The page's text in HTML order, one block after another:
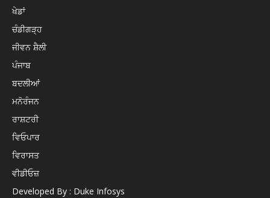
ਖੇਡਾਂ
ਚੰਡੀਗੜ੍ਹ
ਜੀਵਨ ਸ਼ੈਲੀ
ਪੰਜਾਬ
ਬਦਲੀਆਂ
ਮਨੋਰੰਜਨ
ਰਾਸ਼ਟਰੀ
ਵਿਓਪਾਰ
ਵਿਰਾਸਤ
ਵੀਡੀਓਜ਼
Developed By : Duke Infosys